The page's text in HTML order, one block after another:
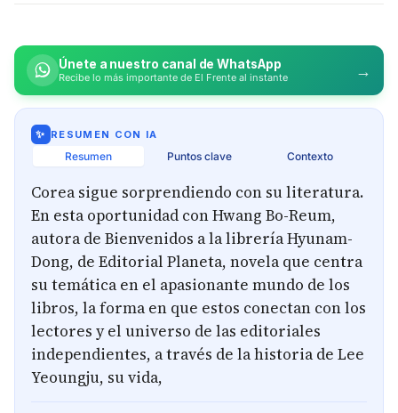
Únete a nuestro canal de WhatsApp
Recibe lo más importante de El Frente al instante →
✨ RESUMEN CON IA
Resumen Puntos clave Contexto
Corea sigue sorprendiendo con su literatura.
En esta oportunidad con Hwang Bo-Reum,
autora de Bienvenidos a la librería Hyunam-
Dong, de Editorial Planeta, novela que centra
su temática en el apasionante mundo de los
libros, la forma en que estos conectan con los
lectores y el universo de las editoriales
independientes, a través de la historia de Lee
Yeoungju, su vida,